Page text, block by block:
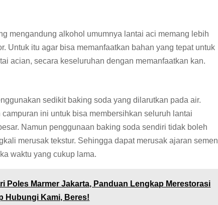
mengandung alkohol umumnya lantai aci memang lebih
Untuk itu agar bisa memanfaatkan bahan yang tepat untuk
acian, secara keseluruhan dengan memanfaatkan kan.
sedikit baking soda yang dilarutkan pada air.
ini untuk bisa membersihkan seluruh lantai
Namun penggunaan baking soda sendiri tidak boleh
merusak tekstur. Sehingga dapat merusak ajaran semen
waktu yang cukup lama.
Poles Marmer Jakarta, Panduan Lengkap Merestorasi
Hubungi Kami, Beres!